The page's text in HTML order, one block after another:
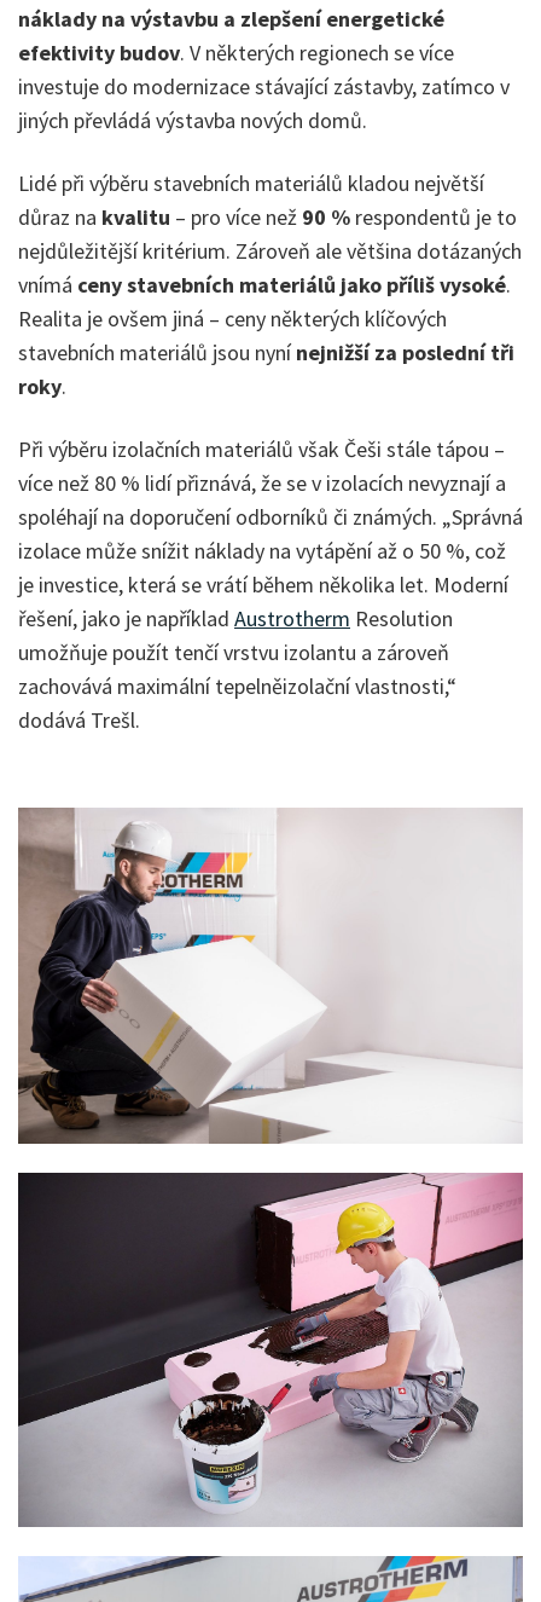
náklady na výstavbu a zlepšení energetické
efektivity budov. V některých regionech se více
investuje do modernizace stávající zástavby, zatímco v
jiných převládá výstavba nových domů.
Lidé při výběru stavebních materiálů kladou největší
důraz na kvalitu – pro více než 90 % respondentů je to
nejdůležitější kritérium. Zároveň ale většina dotázaných
vnímá ceny stavebních materiálů jako příliš vysoké.
Realita je ovšem jiná – ceny některých klíčových
stavebních materiálů jsou nynínejnižší za poslední tři
roky.
Při výběru izolačních materiálů však Češi stále tápou –
více než 80 % lidí přiznává, že se v izolacích nevyznají a
spoléhají na doporučení odborníků či známých. „Správná
izolace může snížit náklady na vytápění až o 50 %, což
je investice, která se vrátí během několika let. Moderní
řešení, jako je například Austrotherm Resolution
umožňuje použít tenčí vrstvu izolantu a zároveň
zachovává maximální tepelněizolační vlastnosti,“
dodává Trešl.